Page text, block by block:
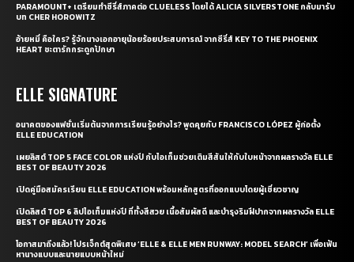
PARAMOUNT+ เตรียมทำซีรี่ส์ภาคต่อ CLUELESS โดยได้ ALICIA SILVERSTONE กลับมารับ
บท CHER HOROWITZ
อ้ายหมี่ คือใคร? รู้จักนางเอกอายุน้อยร้อยประสบการณ์ จากซีรี่ส์ KEY TO THE PHOENIX
HEART ชะตารักกระดูกปักษา
ELLE SIGNATURE
อนาคตของแฟชั่นเริ่มต้นจากการเรียนรู้อย่างไร? พูดคุยกับ FRANCISCO LÓPEZ ผู้ก่อตั้ง
ELLE EDUCATION
เผยลิสต์ TOP 5 FACE COLOR แห่งปี กับไอเท็มช่วยเติมสีสันให้กับใบหน้าจากผลรางวัล ELLE
BEST OF BEAUTY 2026
เปิดคู่มือสมัครเรียน ELLE EDUCATION พร้อมหลักสูตรที่ออกแบบโดยผู้เชี่ยวชาญ
เปิดลิสต์ TOP 6 ลิปไอเท็มแห่งปี ที่ทั้งสีสวย เนื้อสัมผัสดี และบำรุงริมฝีปากจากผลรางวัล ELLE
BEST OF BEAUTY 2026
โอกาสมาถึงแล้ว! โปรเจ็กต์สุดพิเศษ ‘ELLE & ELLE MEN RUNWAY: MODEL SEARCH’ เพื่อเฟ้น
หานางแบบและนายแบบหน้าใหม่